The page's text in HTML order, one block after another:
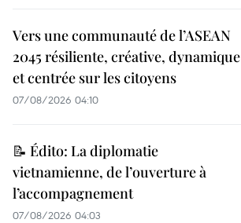
Vers une communauté de l’ASEAN
2045 résiliente, créative, dynamique
et centrée sur les citoyens
07/08/2026 04:10
📝 Édito: La diplomatie
vietnamienne, de l’ouverture à
l’accompagnement
07/08/2026 04:03